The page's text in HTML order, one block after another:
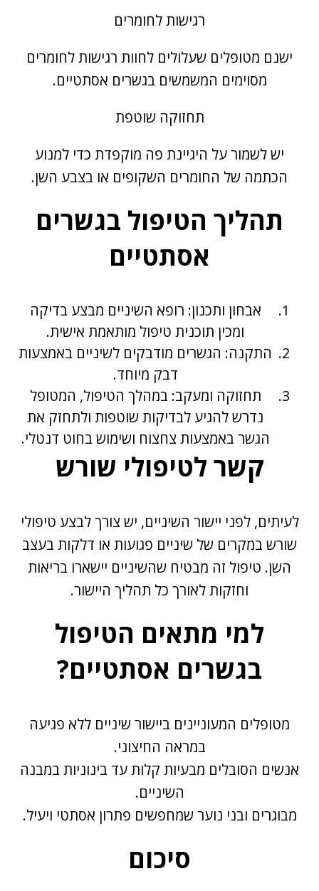
רגישות לחומרים
ישנם מטופלים שעלולים לחוות רגישות לחומרים
מסוימים המשמשים בגשרים אסתטיים.
תחזוקה שוטפת
יש לשמור על היגיינת פה מוקפדת כדי למנוע
הכתמה של החומרים השקופים או בצבע השן.
תהליך הטיפול בגשרים
אסתטיים
אבחון ותכנון: רופא השיניים מבצע בדיקה
ומכין תוכנית טיפול מותאמת אישית.
התקנה: הגשרים מודבקים לשיניים באמצעות
דבק מיוחד.
תחזוקה ומעקב: במהלך הטיפול, המטופל
נדרש להגיע לבדיקות שוטפות ולתחזק את
הגשר באמצעות צחצוח ושימוש בחוט דנטלי.
קשר לטיפולי שורש
לעיתים, לפני יישור השיניים, יש צורך לבצע טיפולי
שורש במקרים של שיניים פגועות או דלקות בעצב
השן. טיפול זה מבטיח שהשיניים יישארו בריאות
וחזקות לאורך כל תהליך היישור.
למי מתאים הטיפול
בגשרים אסתטיים?
מטופלים המעוניינים ביישור שיניים ללא פגיעה
במראה החיצוני.
אנשים הסובלים מבעיות קלות עד בינוניות במבנה
השיניים.
מבוגרים ובני נוער שמחפשים פתרון אסתטי ויעיל.
סיכום